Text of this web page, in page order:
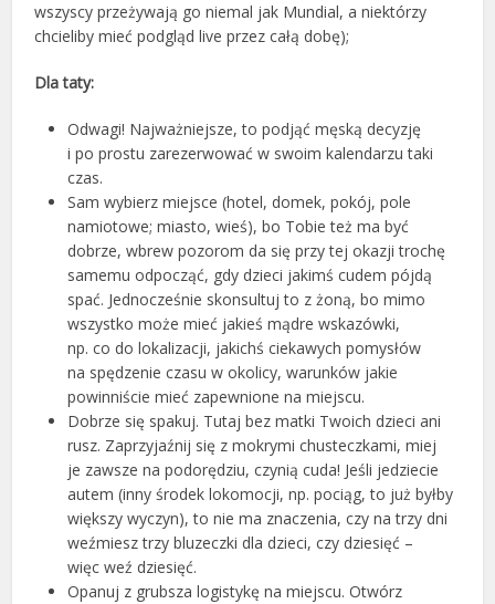
wszyscy przeżywają go niemal jak Mundial, a niektórzy
chcieliby mieć podgląd live przez całą dobę);
Dla taty:
Odwagi! Najważniejsze, to podjąć męską decyzję
i po prostu zarezerwować w swoim kalendarzu taki
czas.
Sam wybierz miejsce (hotel, domek, pokój, pole
namiotowe; miasto, wieś), bo Tobie też ma być
dobrze, wbrew pozorom da się przy tej okazji trochę
samemu odpocząć, gdy dzieci jakimś cudem pójdą
spać. Jednocześnie skonsultuj to z żoną, bo mimo
wszystko może mieć jakieś mądre wskazówki,
np. co do lokalizacji, jakichś ciekawych pomysłów
na spędzenie czasu w okolicy, warunków jakie
powinniście mieć zapewnione na miejscu.
Dobrze się spakuj. Tutaj bez matki Twoich dzieci ani
rusz. Zaprzyjaźnij się z mokrymi chusteczkami, miej
je zawsze na podorędziu, czynią cuda! Jeśli jedziecie
autem (inny środek lokomocji, np. pociąg, to już byłby
większy wyczyn), to nie ma znaczenia, czy na trzy dni
weźmiesz trzy bluzeczki dla dzieci, czy dziesięć –
więc weź dziesięć.
Opanuj z grubsza logistykę na miejscu. Otwórz